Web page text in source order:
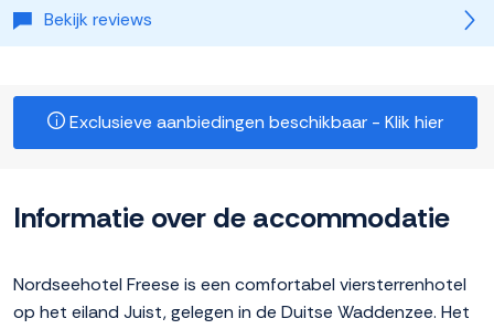
Bekijk reviews
Exclusieve aanbiedingen beschikbaar - Klik hier
Informatie over de accommodatie
Nordseehotel Freese is een comfortabel viersterrenhotel
op het eiland Juist, gelegen in de Duitse Waddenzee. Het